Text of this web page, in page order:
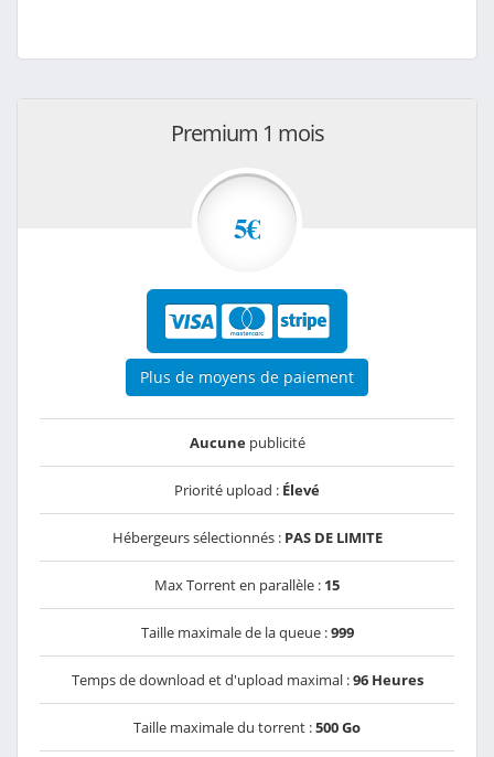
Premium 1 mois
5€
Plus de moyens de paiement
Aucunepublicité
Priorité upload : Élevé
Hébergeurs sélectionnés : PAS DE LIMITE
Max Torrent en parallèle : 15
Taille maximale de la queue :999
Temps de download et d'upload maximal :96 Heures
Taille maximale du torrent :500 Go